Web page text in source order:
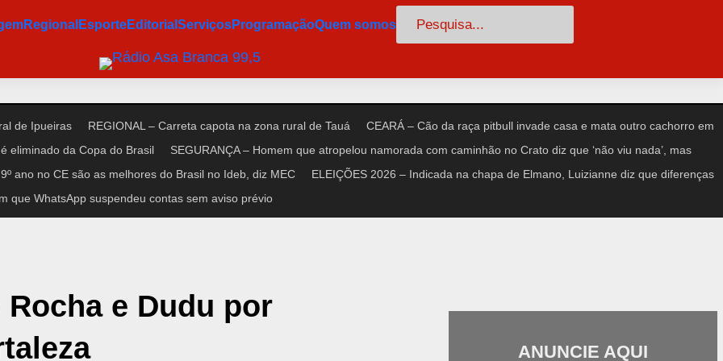
Regional EsporteEditorial ServiçosProgramaçãoQuem somos Pesquisar
de Ipueiras REGIONAL – Carreta capota na zona rural de Tauá
CEARÁ – Cão da raça pitbull invade casa e mata outro cachorro em
eliminado da Copa do Brasil
SEGURANÇA – Homem que atropelou namorada com caminhão no Crato diz que ‘não viu nada’, mas
ano no CE são as melhores do Brasil no Ideb, diz MEC
ELEIÇÕES 2026 – Indicada na chapa de Elmano, Luizianne diz que diferenças
que WhatsApp suspendeu contas sem aviso prévio
e Dudu por
ANUNCIE AQUI